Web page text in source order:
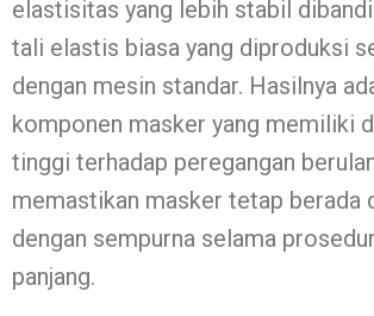
elastisitas yang lebih stabil
tali elastis biasa yang diproduksi
dengan mesin standar. Hasilnya
komponen masker yang memiliki
tinggi terhadap peregangan
memastikan masker tetap berada
dengan sempurna selama
panjang.